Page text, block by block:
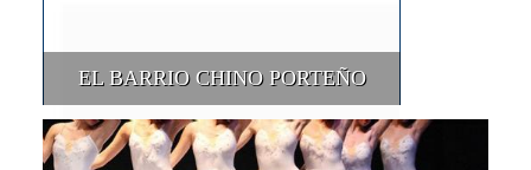
EL BARRIO CHINO PORTEÑO